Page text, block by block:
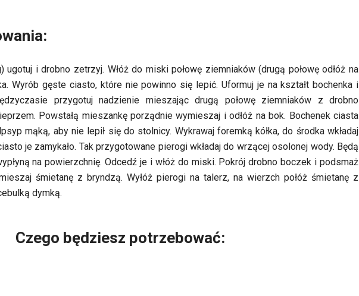
i drobno zetrzyj. Włóż do miski połowę ziemniaków (drugą połowę odłóż na
Wyrób gęste ciasto, które nie powinno się lepić. Uformuj je na kształt bochenka i
przygotuj nadzienie mieszając drugą połowę ziemniaków z drobno
Powstałą mieszankę porządnie wymieszaj i odłóż na bok. Bochenek ciasta
mąką, aby nie lepił się do stolnicy. Wykrawaj foremką kółka, do środka wkładaj
je zamykało. Tak przygotowane pierogi wkładaj do wrzącej osolonej wody. Będą
na powierzchnię. Odcedź je i włóż do miski. Pokrój drobno boczek i podsmaż
śmietanę z bryndzą. Wyłóż pierogi na talerz, na wierzch połóż śmietanę z
dymką.
Czego będziesz potrzebować: